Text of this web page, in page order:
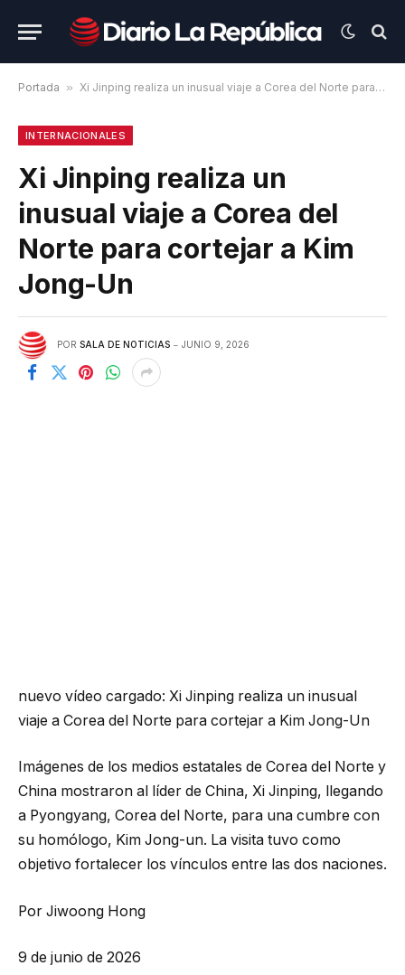
Portada » Xi Jinping realiza un inusual viaje a Corea del Norte para cortejar a Kim Jong-Un
INTERNACIONALES
Xi Jinping realiza un
inusual viaje a Corea del
Norte para cortejar a Kim
Jong-Un
POR SALA DE NOTICIAS JUNIO 9, 2026
nuevo vídeo cargado: Xi Jinping realiza un inusual
viaje a Corea del Norte para cortejar a Kim Jong-Un
Imágenes de los medios estatales de Corea del Norte y
China mostraron al líder de China, Xi Jinping, llegando
a Pyongyang, Corea del Norte, para una cumbre con
su homólogo, Kim Jong-un. La visita tuvo como
objetivo fortalecer los vínculos entre las dos naciones.
Por Jiwoong Hong
9 de junio de 2026